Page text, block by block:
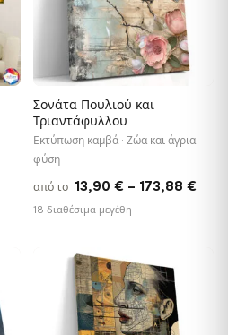
Price
range:
Σονάτα Πουλιού και
Τριαντάφυλλου
Εκτύπωση καμβά · Ζώα και άγρια
φύση
από το 13,90 € – 173,88 €
18 διαθέσιμα μεγέθη